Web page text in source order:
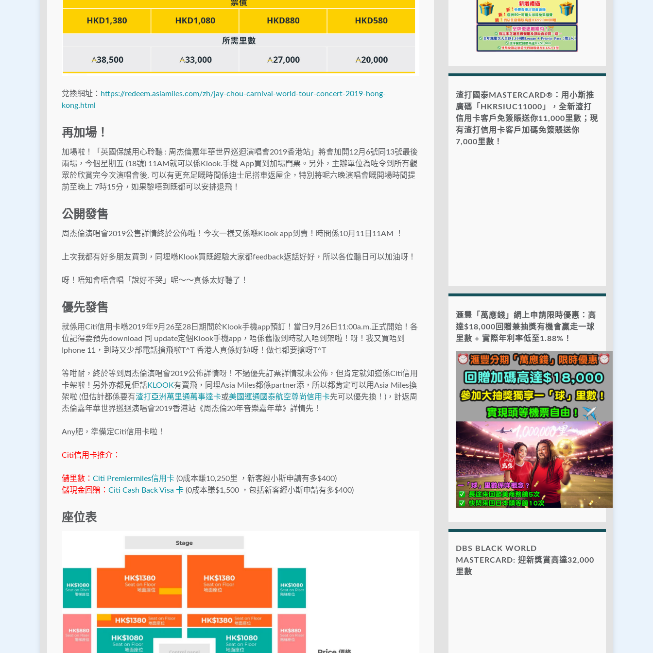
兌換網址： https://redeem.asiamiles.com/zh/jay-chou-carnival-world-tour-concert-2019-hong-
kong.html
再加場！
加場啦！「英國保誠用心聆聽 : 周杰倫嘉年華世界巡迴演唱會2019香港站」將會加開12月6號同13號最後
兩場，今個星期五 (18號) 11AM就可以係Klook.手機 App買到加場門票。另外，主辦單位為咗令到所有觀
眾於欣賞完今次演唱會後, 可以有更充足嘅時間係迪士尼搭車返屋企，特別將呢六晚演唱會嘅開場時間提
前至晚上 7時15分，如果黎唔到既都可以安排退飛！
公開發售
周杰倫演唱會2019公售詳情終於公佈啦！今次一樣又係喺Klook app到賣！時間係10月11日11AM ！
上次我都有好多朋友買到，同埋喺Klook買既經驗大家都feedback返話好好，所以各位聽日可以加油呀！
呀！唔知會唔會唱「說好不哭」呢～～真係太好聽了！
優先發售
就係用Citi信用卡喺2019年9月26至28日期間於Klook手機app預訂！當日9月26日11:00a.m.正式開始！各
位記得要預先download 同 update定個Klook手機app，唔係舊版到時就入唔到架啦！呀！我又買唔到
Iphone 11，到時又少部電話搶飛啦T^T 香港人真係好攰呀！做乜都要搶呀T^T
等咁耐，終於等到周杰倫演唱會2019公佈詳情呀！不過優先訂票詳情就未公佈，但肯定就知道係Citi信用
卡架啦！另外亦都見佢話KLOOK有賣飛，同埋Asia Miles都係partner添，所以都肯定可以用Asia Miles換
架啦 (但估計都係要有渣打亞洲萬里通萬事達卡或美國運通國泰航空尊尚信用卡先可以優先換！)，計返周
杰倫嘉年華世界巡迴演唱會2019香港站《周杰倫20年音樂嘉年華》詳情先！
Any肥，準備定Citi信用卡啦！
Citi信用卡推介：
儲里數： Citi Premiermiles信用卡 (0成本賺10,250里 ，新客經小斯申請有多$400)
儲現金回贈： Citi Cash Back Visa 卡 (0成本賺$1,500 ，包括新客經小斯申請有多$400)
座位表
渣打國泰MASTERCARD®：用小斯推
廣碼「HKRSIUC11000」，全新渣打
信用卡客戶免簽賬送你11,000里數；現
有渣打信用卡客戶加碼免簽賬送你
7,000里數！
滙豐「萬應錢」網上申請限時優惠：高
達$18,000回贈兼抽獎有機會贏走一球
里數 + 實際年利率低至1.88%！
DBS BLACK WORLD
MASTERCARD: 迎新獎賞高達32,000
里數